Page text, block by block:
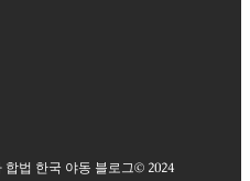
법 한국 야동 블로그© 2024